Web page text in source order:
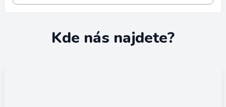
Kde nás najdete?